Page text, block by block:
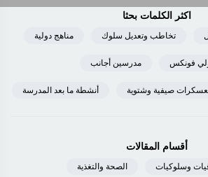
اكثر الكلمات بحثا
تخاطب وتعديل سلوك مناهج دولية
فونكس مدرسين أجانب
صيفية وشتوية أنشطة ما بعد المدرسة
أقسام المقالات
وسلوكيات الصحة والتغذية